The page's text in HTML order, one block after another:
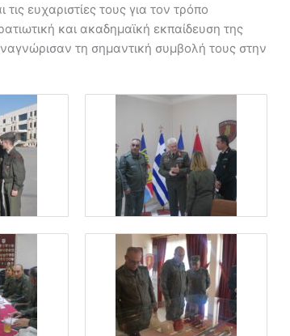
ευχαριστίες τους για τον τρόπο
και ακαδημαϊκή εκπαίδευση της
τη σημαντική συμβολή τους στην